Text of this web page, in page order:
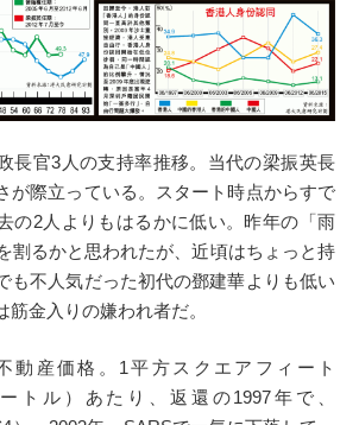
長官3人の支持率推移。当代の梁振英長
が際立っている。スタート時点からすで
の2人よりもはるかに低い。昨年の「雨
割るかと思われたが、近頃はちょっと持
も不人気だった初代の鄧建華よりも低い
金入りの嫌われ者だ。
動産価格。1平方スクエアフィート
トル）あたり、返還の1997年で、